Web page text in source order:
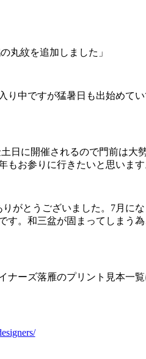
紋を追加しました」
中ですが猛暑日も出始めて
日に開催されるので門前は大
お参りに行きたいと思います
がとうございました。7月に
。和三盆が固まってしまう
ーズ落雁のプリント見本一